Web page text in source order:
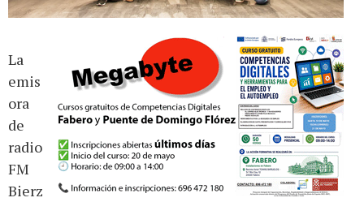
La
emis
ora
de
radio
FM
Bierz